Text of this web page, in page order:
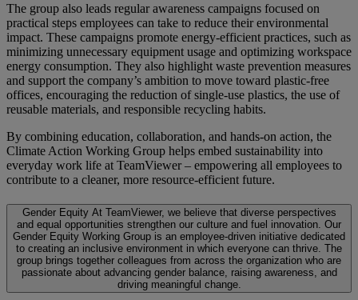
The group also leads regular awareness campaigns focused on
practical steps employees can take to reduce their environmental
impact. These campaigns promote energy-efficient practices, such as
minimizing unnecessary equipment usage and optimizing workspace
energy consumption. They also highlight waste prevention measures
and support the company’s ambition to move toward plastic-free
offices, encouraging the reduction of single-use plastics, the use of
reusable materials, and responsible recycling habits.
By combining education, collaboration, and hands-on action, the
Climate Action Working Group helps embed sustainability into
everyday work life at TeamViewer – empowering all employees to
contribute to a cleaner, more resource-efficient future.
Gender Equity At TeamViewer, we believe that diverse perspectives
and equal opportunities strengthen our culture and fuel innovation. Our
Gender Equity Working Group is an employee-driven initiative dedicated
to creating an inclusive environment in which everyone can thrive. The
group brings together colleagues from across the organization who are
passionate about advancing gender balance, raising awareness, and
driving meaningful change.